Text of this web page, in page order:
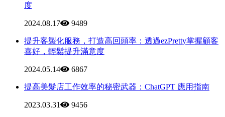
度
2024.08.17 9489
提升客製化服務，打造高回頭率：透過ezPretty掌握顧客
喜好，輕鬆提升滿意度
2024.05.14 6867
提高美髮店工作效率的秘密武器：ChatGPT 應用指南
2023.03.31 9456